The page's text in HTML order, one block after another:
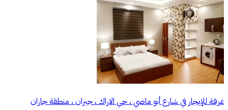
غرفة للإيجار في شارع أبو ماضي ، حي الاراك ، جيزان ، منطقة جازان